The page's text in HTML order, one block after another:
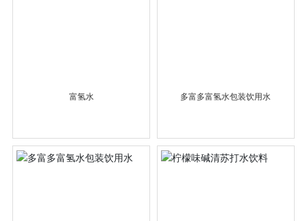
富氢水 多富多富氢水包装饮用水